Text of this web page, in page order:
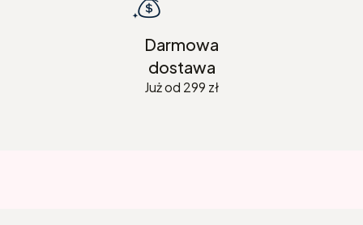
Darmowa
dostawa
Już od 299 zł